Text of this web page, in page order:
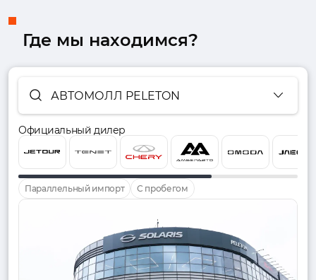
Где мы находимся?
АВТОМОЛЛ PELETON
Официальный дилер
Параллельный импорт С пробегом